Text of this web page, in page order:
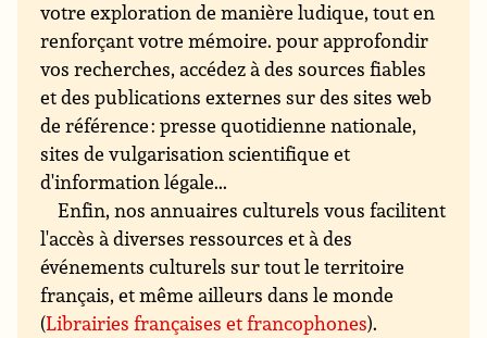
votre exploration de manière ludique, tout en
renforçant votre mémoire. pour approfondir
vos recherches, accédez à des sources fiables
et des publications externes sur des sites web
de référence : presse quotidienne nationale,
sites de vulgarisation scientifique et
d'information légale...
Enfin, nos annuaires culturels vous facilitent
l'accès à diverses ressources et à des
événements culturels sur tout le territoire
français, et même ailleurs dans le monde
(Librairies françaises et francophones).